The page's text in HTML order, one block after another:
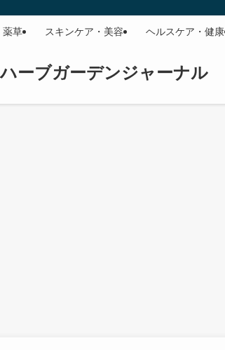
ーブガーデンジャーナル
薬草 スキンケア・美容 ヘルスケア・健康